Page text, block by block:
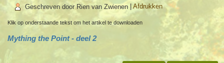
Geschreven door Rien van Zwienen |Afdrukken
Klik op onderstaande tekst om het artikel te downloaden
Mything the Point - deel 2